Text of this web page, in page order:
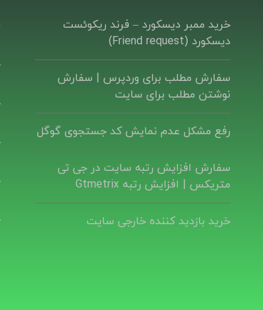
خرید ممبر دیسکورد – فرند ریکوئست
دیسکورد (Friend request)
سفارش مطلب برای وردپرس |‌ سفارش
نوشتن مطلب برای سایت
رفع مشکل عدم نمایش کد جستجوی گوگل
سفارش افزایش رتبه سایت در جی تی
متریکس | افزایش رتبه Gtmetrix
خرید بازدید کننده خارجی سایت